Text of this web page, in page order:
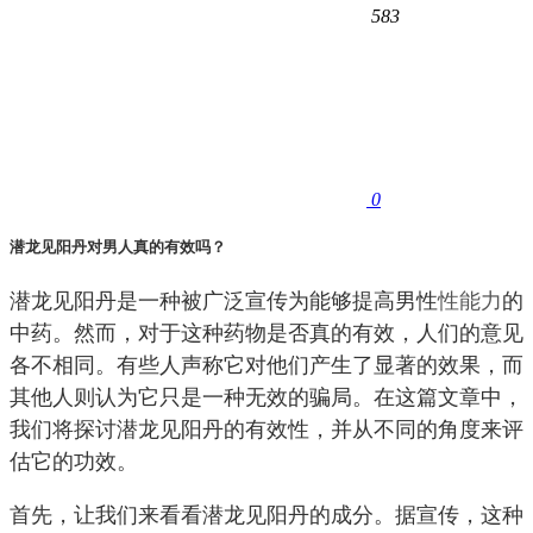
583
0
潜龙见阳丹对男人真的有效吗？
潜龙见阳丹是一种被广泛宣传为能够提高男性性能力的
中药。然而，对于这种药物是否真的有效，人们的意见
各不相同。有些人声称它对他们产生了显著的效果，而
其他人则认为它只是一种无效的骗局。在这篇文章中，
我们将探讨潜龙见阳丹的有效性，并从不同的角度来评
估它的功效。
首先，让我们来看看潜龙见阳丹的成分。据宣传，这种